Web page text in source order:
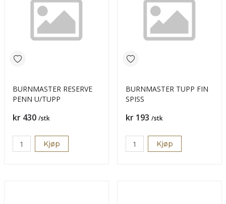
BURNMASTER RESERVE
PENN U/TUPP
Pris
kr 430 /stk
Kjøp
BURNMASTER TUPP FIN
SPISS
Pris
kr 193 /stk
Kjøp